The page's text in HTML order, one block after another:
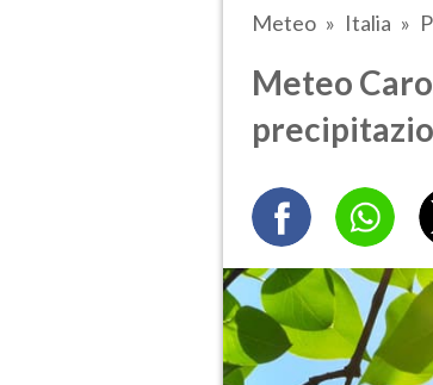
Meteo Italia
Meteo